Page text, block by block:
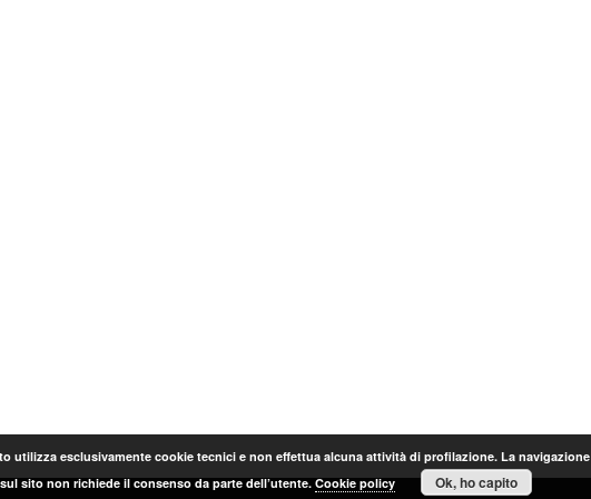
utilizza esclusivamente cookie tecnici e non effettua alcuna attività di profilazione. La navigazione
sul sito non richiede il consenso da parte dell’utente.Cookie policy Ok, ho capito